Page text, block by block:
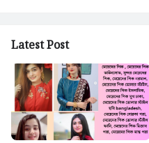
Latest Post